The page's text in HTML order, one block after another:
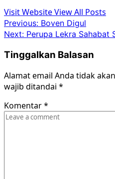
Visit WebsiteView All Posts
Post
navigation
Previous: Boven Digul
Next: Perupa Lekra Sahabat
Tinggalkan Balasan
Alamat email Anda tidak
wajib ditandai *
Komentar*